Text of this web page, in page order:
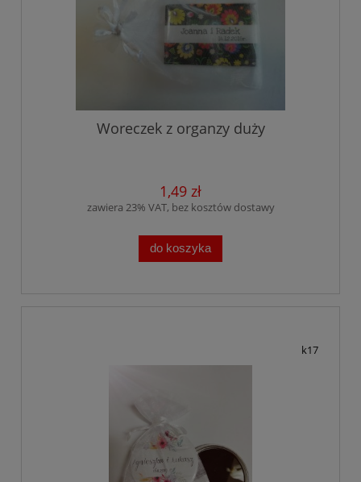
Woreczek z organzy duży
1,49 zł
zawiera 23% VAT, bez kosztów dostawy
do koszyka
k17